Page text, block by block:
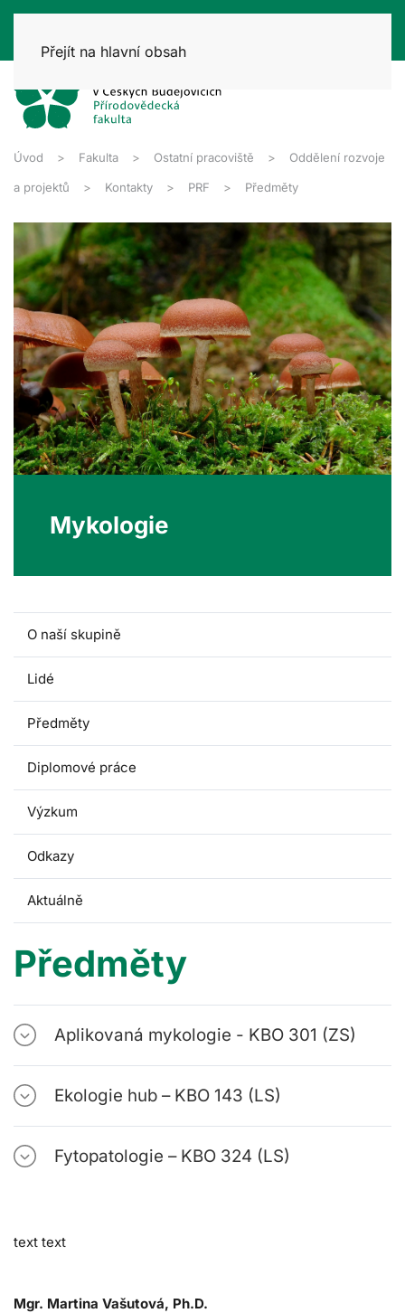
Přejít na hlavní obsah
Úvod Fakulta Ostatní pracoviště Oddělení rozvoje
a projektů Kontakty PRF Předměty
Mykologie
O naší skupině
Lidé
Předměty
Diplomové práce
Výzkum
Odkazy
Aktuálně
Předměty
Aplikovaná mykologie - KBO 301 (ZS)
Ekologie hub – KBO 143 (LS)
Fytopatologie – KBO 324 (LS)
text text
Mgr. Martina Vašutová, Ph.D.